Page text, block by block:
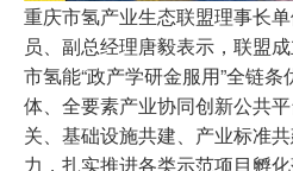
重庆市氢产业生态联盟理事长
员、副总经理唐毅表示，联盟
市氢能“政产学研金服用”全链
体、全要素产业协同创新公共
关、基础设施共建、产业标准
力，扎实推进各类示范项目孵